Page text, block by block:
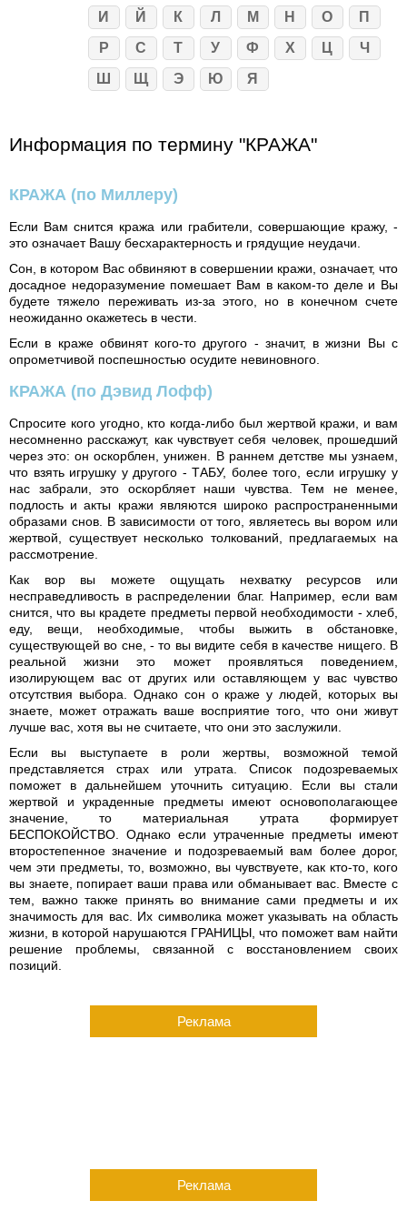
И
Й К Л М Н О
П
Р
С Т У Ф Х Ц
Ч
Ш
Щ Э Ю Я
Информация по термину "КРАЖА"
КРАЖА (по Миллеру)
Если Вам снится кража или грабители, совершающие кражу, -
это означает Вашу бесхарактерность и грядущие неудачи.
Сон, в котором Вас обвиняют в совершении кражи, означает, что
досадное недоразумение помешает Вам в каком-то деле и Вы
будете тяжело переживать из-за этого, но в конечном счете
неожиданно окажетесь в чести.
Если в краже обвинят кого-то другого - значит, в жизни Вы с
опрометчивой поспешностью осудите невиновного.
КРАЖА (по Дэвид Лофф)
Спросите кого угодно, кто когда-либо был жертвой кражи, и вам
несомненно расскажут, как чувствует себя человек, прошедший
через это: он оскорблен, унижен. В раннем детстве мы узнаем,
что взять игрушку у другого - ТАБУ, более того, если игрушку у
нас забрали, это оскорбляет наши чувства. Тем не менее,
подлость и акты кражи являются широко распространенными
образами снов. В зависимости от того, являетесь вы вором или
жертвой, существует несколько толкований, предлагаемых на
рассмотрение.
Как вор вы можете ощущать нехватку ресурсов или
несправедливость в распределении благ. Например, если вам
снится, что вы крадете предметы первой необходимости - хлеб,
еду, вещи, необходимые, чтобы выжить в обстановке,
существующей во сне, - то вы видите себя в качестве нищего. В
реальной жизни это может проявляться поведением,
изолирующем вас от других или оставляющем у вас чувство
отсутствия выбора. Однако сон о краже у людей, которых вы
знаете, может отражать ваше восприятие того, что они живут
лучше вас, хотя вы не считаете, что они это заслужили.
Если вы выступаете в роли жертвы, возможной темой
представляется страх или утрата. Список подозреваемых
поможет в дальнейшем уточнить ситуацию. Если вы стали
жертвой и украденные предметы имеют основополагающее
значение, то материальная утрата формирует
БЕСПОКОЙСТВО. Однако если утраченные предметы имеют
второстепенное значение и подозреваемый вам более дорог,
чем эти предметы, то, возможно, вы чувствуете, как кто-то, кого
вы знаете, попирает ваши права или обманывает вас. Вместе с
тем, важно также принять во внимание сами предметы и их
значимость для вас. Их символика может указывать на область
жизни, в которой нарушаются ГРАНИЦЫ, что поможет вам найти
решение проблемы, связанной с восстановлением своих
позиций.
Реклама
Реклама